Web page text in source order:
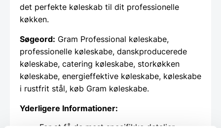
det perfekte køleskab til dit professionelle
køkken.
Søgeord: Gram Professional køleskabe,
professionelle køleskabe, danskproducerede
køleskabe, catering køleskabe, storkøkken
køleskabe, energieffektive køleskabe, køleskabe
i rustfrit stål, køb Gram køleskabe.
Yderligere Informationer: